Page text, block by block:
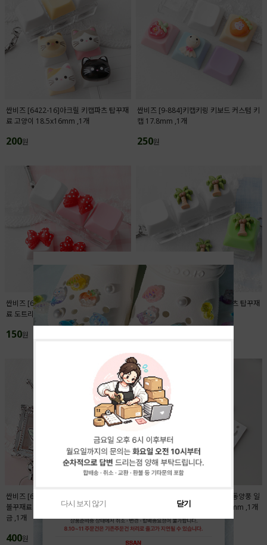
싼비즈 [6422-16]아크릴 키캡파츠 탑꾸재
료 고양이 18.5x16mm ,1개
200원
싼비즈 [9-884]키캡키링 키보드 커스텀 키
캡 17.8mm ,1개
250원
싼비즈 [6425-03]아크릴 키캡파츠 탑꾸재
료 도트리본 18x13.4mm ,1개
150원
싼비즈 [6422-14]아크릴 키캡파츠 탑꾸재
료 야자수 11.5x12.5mm ,1개
싼비즈 [6716-13]아크릴비즈 볼펜꾸미기
볼꾸재료 액자프레임 28x31.5mm 메탈도
금 ,1개
400원
싼비즈 [6709-12]아크릴펜던트 동양풍 일
본풍 탄자쿠 자개행운부적 7x30mm ,1개
200원
다시 보지 않기 닫기